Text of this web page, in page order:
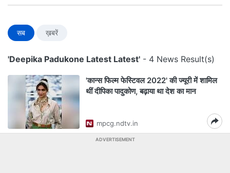
सब ख़बरें
'Deepika Padukone Latest Latest' - 4 News Result(s)
'कान्स फिल्म फेस्टिवल 2022' की ज्यूरी में शामिल
थीं दीपिका पादुकोण, बढ़ाया था देश का मान
mpcg.ndtv.in
ADVERTISEMENT